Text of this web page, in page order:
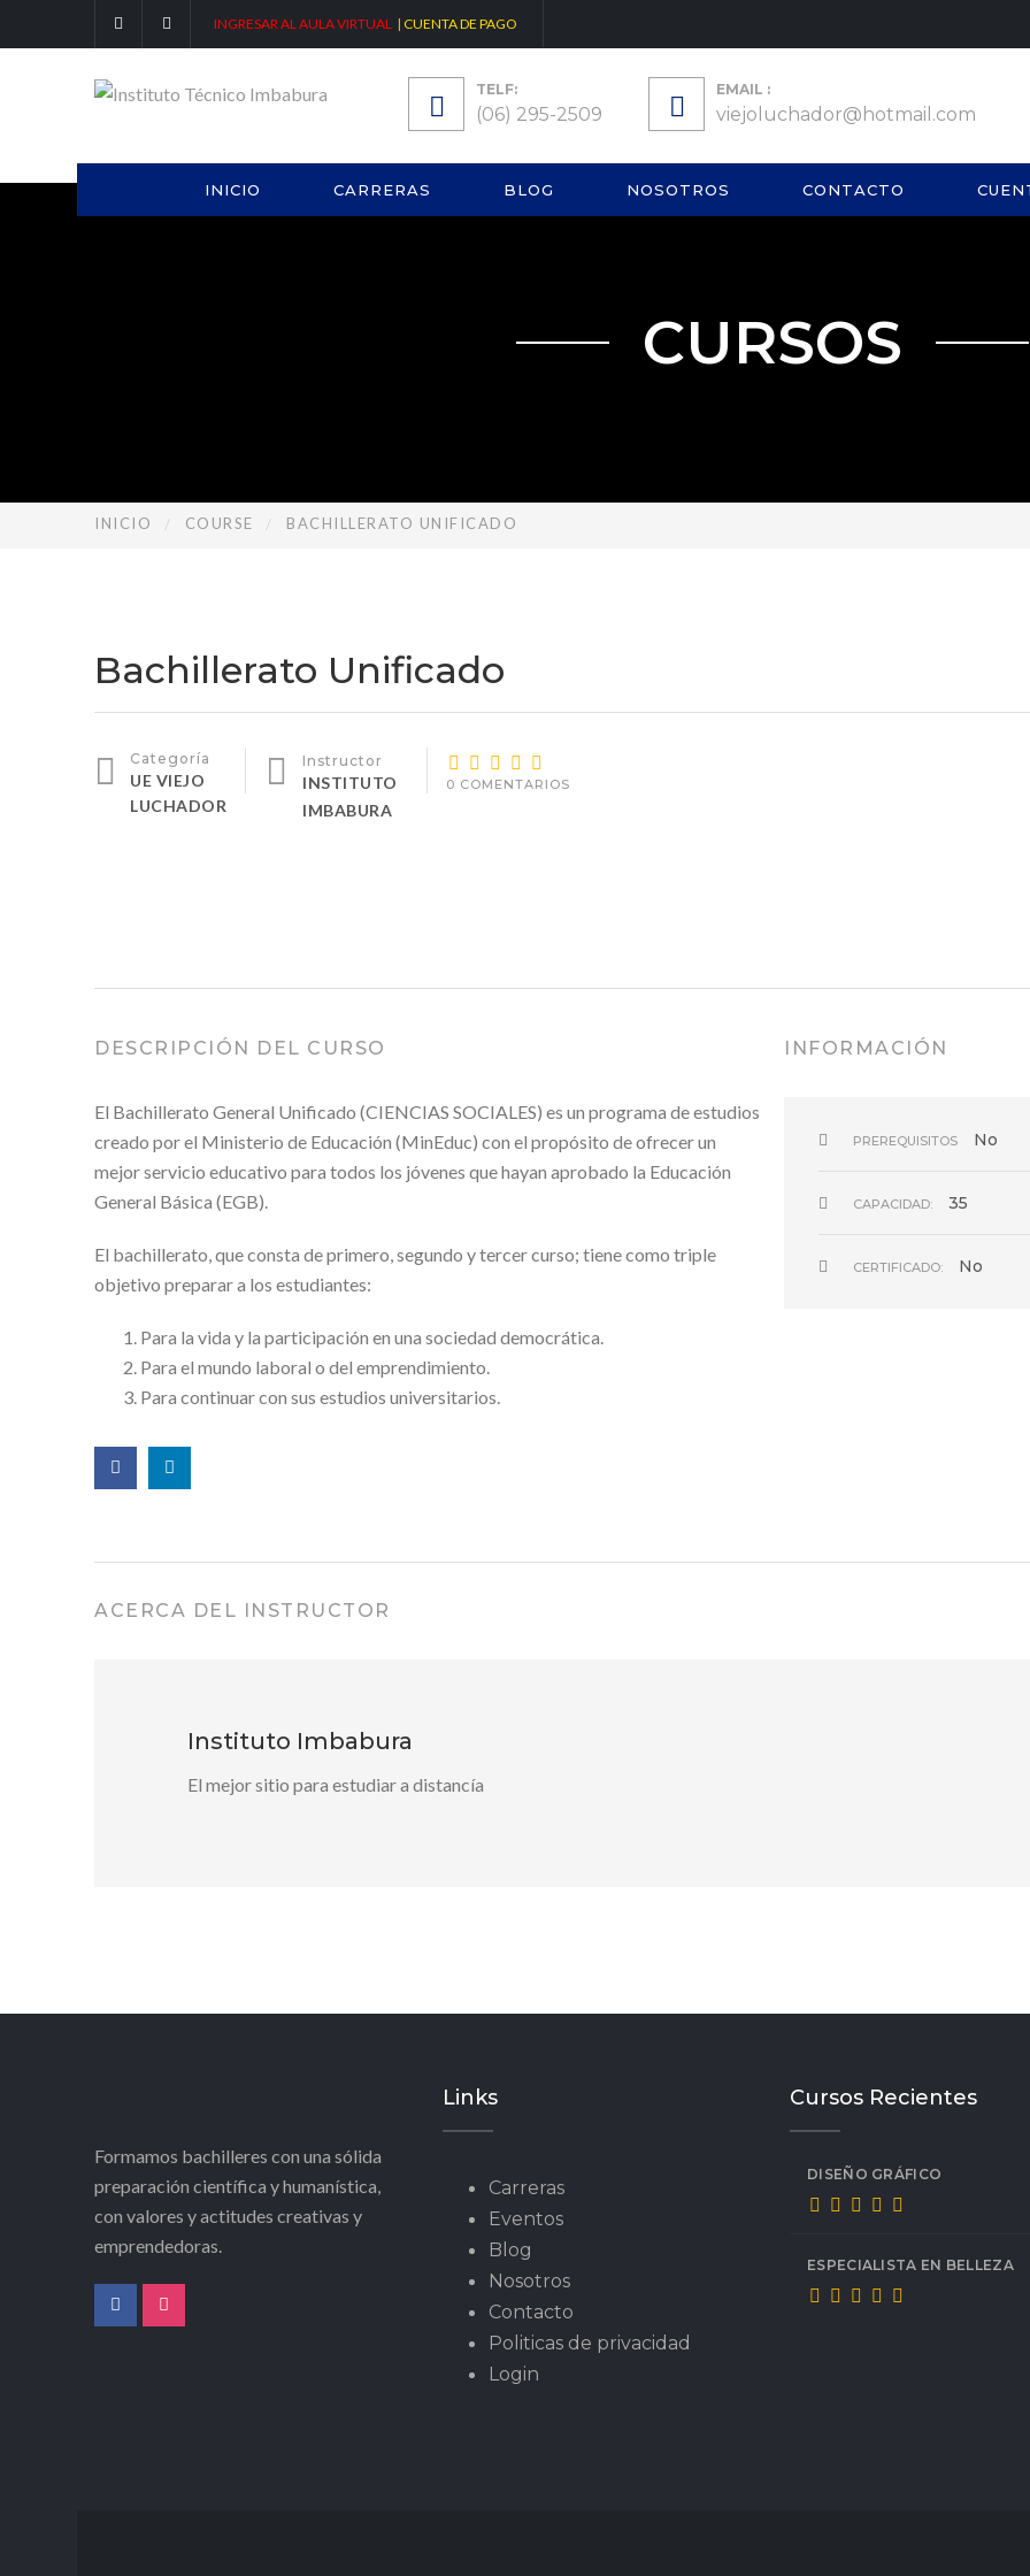
INGRESAR AL AULA VIRTUAL | CUENTA DE PAGO
TELF:
(06) 295-2509
EMAIL :
viejoluchador@hotmail.com
INICIO CARRERAS BLOG NOSOTROS CONTACTO
CURSOS
INICIO COURSE BACHILLERATO UNIFICADO
Bachillerato Unificado
Categoría
UE VIEJO
LUCHADOR
Instructor
INSTITUTO
IMBABURA
0 COMENTARIOS
DESCRIPCIÓN DEL CURSO
El Bachillerato General Unificado (CIENCIAS SOCIALES) es un programa de estudios
creado por el Ministerio de Educación (MinEduc) con el propósito de ofrecer un
mejor servicio educativo para todos los jóvenes que hayan aprobado la Educación
General Básica (EGB).
El bachillerato, que consta de primero, segundo y tercer curso; tiene como triple
objetivo preparar a los estudiantes:
Para la vida y la participación en una sociedad democrática.
Para el mundo laboral o del emprendimiento.
Para continuar con sus estudios universitarios.
INFORMACIÓN
PREREQUISITOS No
CAPACIDAD: 35
CERTIFICADO: No
ACERCA DEL INSTRUCTOR
Instituto Imbabura
El mejor sitio para estudiar a distancía
Formamos bachilleres con una sólida
preparación científica y humanística,
con valores y actitudes creativas y
emprendedoras.
Links
Carreras
Eventos
Blog
Nosotros
Contacto
Politicas de privacidad
Login
Cursos Recientes
DISEÑO GRÁFICO
ESPECIALISTA EN BELLEZA